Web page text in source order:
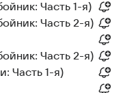
Часть 1-я)
Часть 2-я)
Часть 2-я)
Часть 1-я)